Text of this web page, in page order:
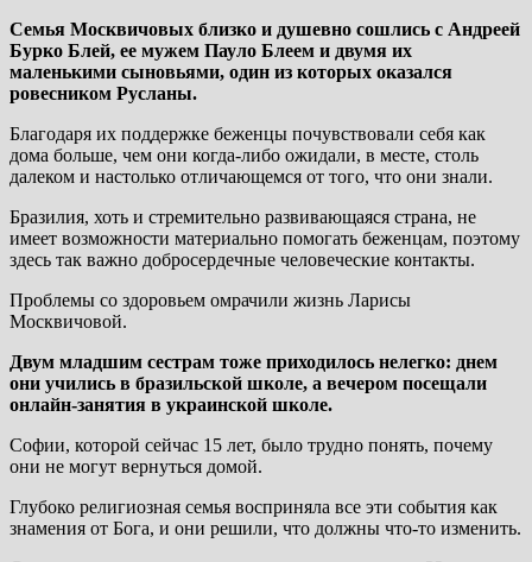
Семья Москвичовых близко и душевно сошлись с Андреей
Бурко Блей, ее мужем Пауло Блеем и двумя их
маленькими сыновьями, один из которых оказался
ровесником Русланы.
Благодаря их поддержке беженцы почувствовали себя как
дома больше, чем они когда-либо ожидали, в месте, столь
далеком и настолько отличающемся от того, что они знали.
Бразилия, хоть и стремительно развивающаяся страна, не
имеет возможности материально помогать беженцам, поэтому
здесь так важно добросердечные человеческие контакты.
Проблемы со здоровьем омрачили жизнь Ларисы
Москвичовой.
Двум младшим сестрам тоже приходилось нелегко: днем
они учились в бразильской школе, а вечером посещали
онлайн-занятия в украинской школе.
Софии, которой сейчас 15 лет, было трудно понять, почему
они не могут вернуться домой.
Глубоко религиозная семья восприняла все эти события как
знамения от Бога, и они решили, что должны что-то изменить.